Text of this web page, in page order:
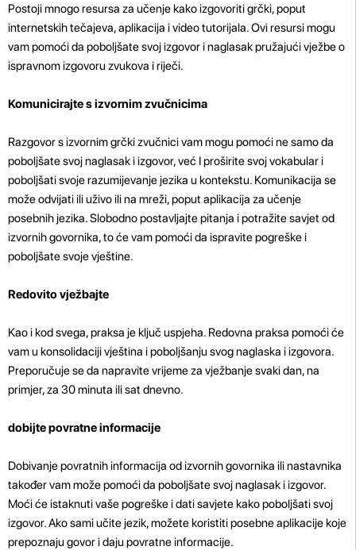
Postoji mnogo resursa za učenje kako izgovoriti grčki, poput
internetskih tečajeva, aplikacija i video tutorijala. Ovi resursi mogu
vam pomoći da poboljšate svoj izgovor i naglasak pružajući vježbe o
ispravnom izgovoru zvukova i riječi.
Komunicirajte s izvornim zvučnicima
Razgovor s izvornim grčki zvučnici vam mogu pomoći ne samo da
poboljšate svoj naglasak i izgovor, već I proširite svoj vokabular i
poboljšati svoje razumijevanje jezika u kontekstu. Komunikacija se
može odvijati ili uživo ili na mreži, poput aplikacija za učenje
posebnih jezika. Slobodno postavljajte pitanja i potražite savjet od
izvornih govornika, to će vam pomoći da ispravite pogreške i
poboljšate svoje vještine.
Redovito vježbajte
Kao i kod svega, praksa je ključ uspjeha. Redovna praksa pomoći će
vam u konsolidaciji vještina i poboljšanju svog naglaska i izgovora.
Preporučuje se da napravite vrijeme za vježbanje svaki dan, na
primjer, za 30 minuta ili sat dnevno.
dobijte povratne informacije
Dobivanje povratnih informacija od izvornih govornika ili nastavnika
također vam može pomoći da poboljšate svoj naglasak i izgovor.
Moći će istaknuti vaše pogreške i dati savjete kako poboljšati svoj
izgovor. Ako sami učite jezik, možete koristiti posebne aplikacije koje
prepoznaju govor i daju povratne informacije.